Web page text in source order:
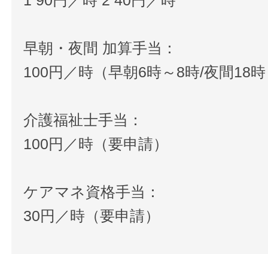
早朝・夜間 加算手当：
100円／時（早朝6時～8時/夜間18
介護福祉士手当：
100円／時（要申請）
ケアマネ資格手当：
30円／時（要申請）